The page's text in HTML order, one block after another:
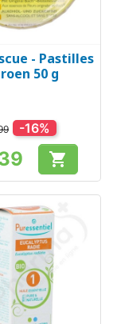
- Pastilles
50 g
-16%
Prijs 